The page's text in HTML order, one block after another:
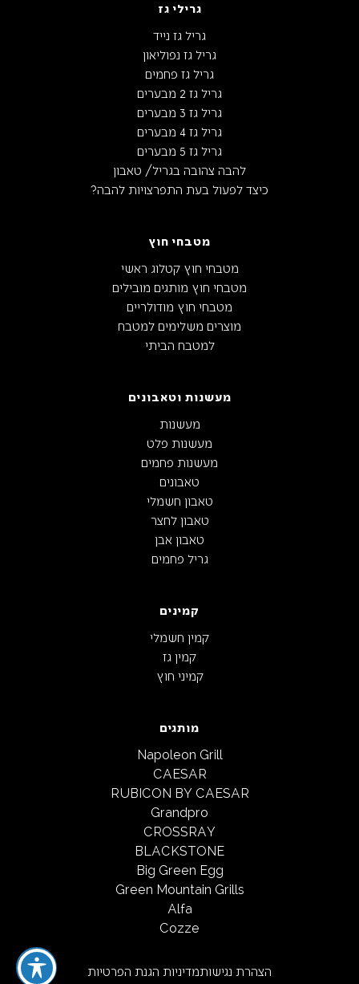
גרילי גז
גריל גז נייד
גריל גז נפוליאון
גריל גז פחמים
גריל גז 2 מבערים
גריל גז 3 מבערים
גריל גז 4 מבערים
גריל גז 5 מבערים
להבה צהובה בגריל/ טאבון
כיצד לפעול בעת התפרצויות להבה?
מטבחי חוץ
מטבחי חוץ קטלוג ראשי
מטבחי חוץ מותגים מובילים
מטבחי חוץ מודולריים
מוצרים משלימים למטבח
למטבח הביתי
מעשנות וטאבונים
מעשנות
מעשנות פלט
מעשנות פחמים
טאבונים
טאבון חשמלי
טאבון לחצר
טאבון אבן
גריל פחמים
קמינים
קמין חשמלי
קמין גז
קמיני חוץ
מותגים
Napoleon Grill
CAESAR
RUBICON BY CAESAR
Grandpro
CROSSRAY
BLACKSTONE
Big Green Egg
Green Mountain Grills
Alfa
Cozze
הצהרת נגישותמדיניות הגנת הפרטיות